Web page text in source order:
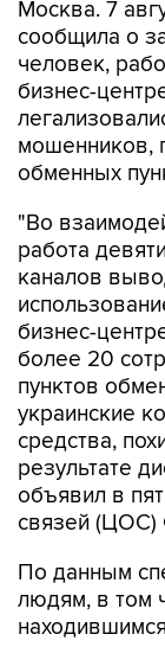
человек,
бизнес-
мошенников,
обменных
"Во
каналов
бизнес-
более 20
пунктов
украинские
средства,
результате
объявил в
связей
По данным
продавали
счета